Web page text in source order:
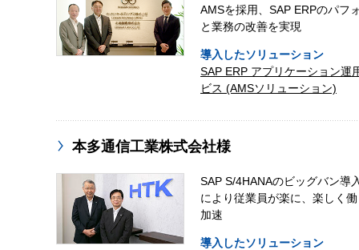
AMSを採用、SAP ERPのパフ
と業務の改善を実現
導入したソリューション
SAP ERP アプリケーション運
ビス (AMSソリューション)
本多通信工業株式会社様
SAP S/4HANAのビッグバン導
により従業員が楽に、楽しく働
加速
導入したソリューション